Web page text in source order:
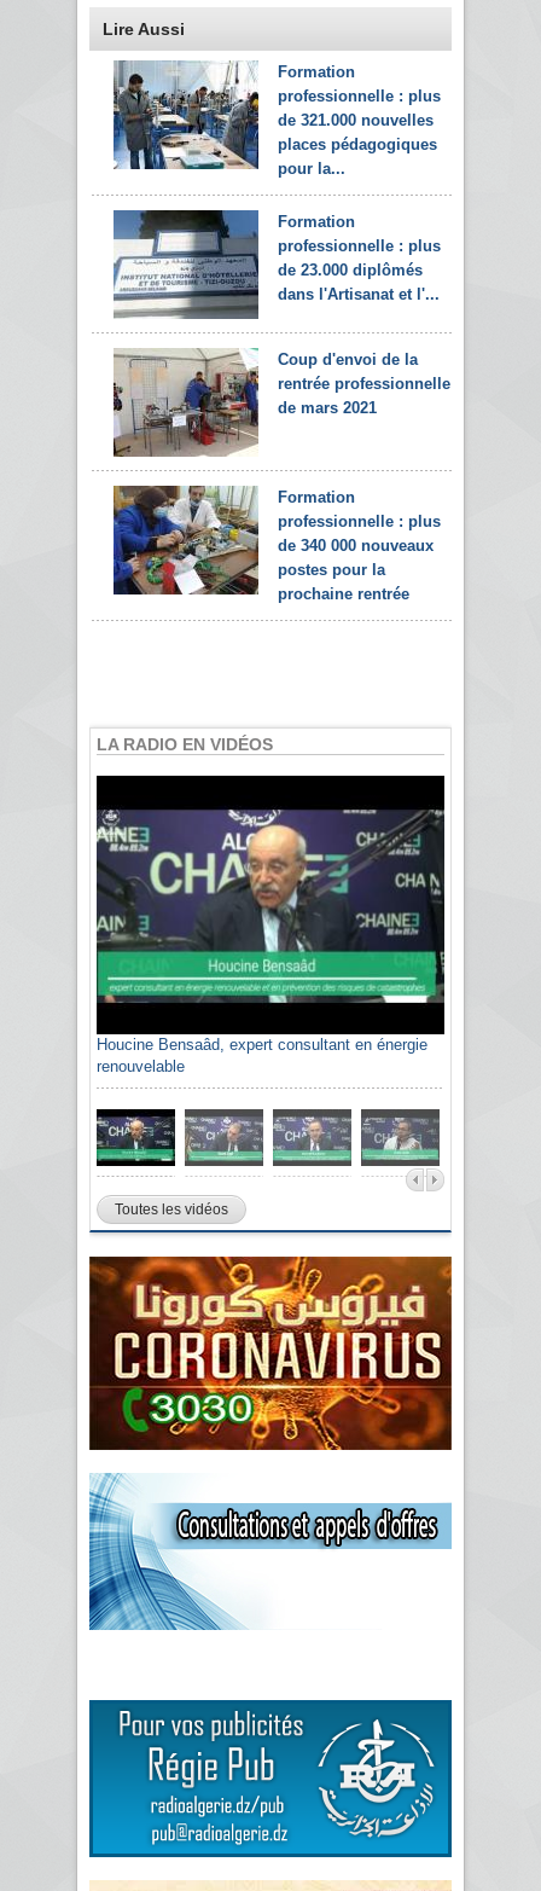
Lire Aussi
Formation
professionnelle : plus
de 321.000 nouvelles
places pédagogiques
pour la...
Formation
professionnelle : plus
de 23.000 diplômés
dans l'Artisanat et l'...
Coup d'envoi de la
rentrée professionnelle
de mars 2021
Formation
professionnelle : plus
de 340 000 nouveaux
postes pour la
prochaine rentrée
LA RADIO EN VIDÉOS
Houcine Bensaâd, expert consultant en énergie
renouvelable
Toutes les vidéos